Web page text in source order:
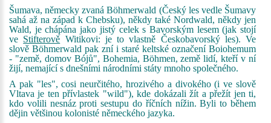
Šumava, německy zvaná Böhmerwald (Český les vedle Šumavy
sahá až na západ k Chebsku), někdy také Nordwald, někdy jen
Wald, je chápána jako jistý celek s Bavorským lesem (jak stojí
ve Stifterově Witikovi: je to vlastně Českobavorský les). Ve
slově Böhmerwald pak zní i staré keltské označení Boiohemum
- "země, domov Bójů", Bohemia, Böhmen, země lidí, kteří v ní
žijí, nemající s dnešními národními státy mnoho společného.
A pak "les", cosi neurčitého, hrozivého a divokého (i ve slově
Vltava je ten přívlastek "wild"), kde dokázali žít a přežít jen ti,
kdo volili nesnáz proti sestupu do říčních nížin. Byli to během
dějin většinou kolonisté německého jazyka.